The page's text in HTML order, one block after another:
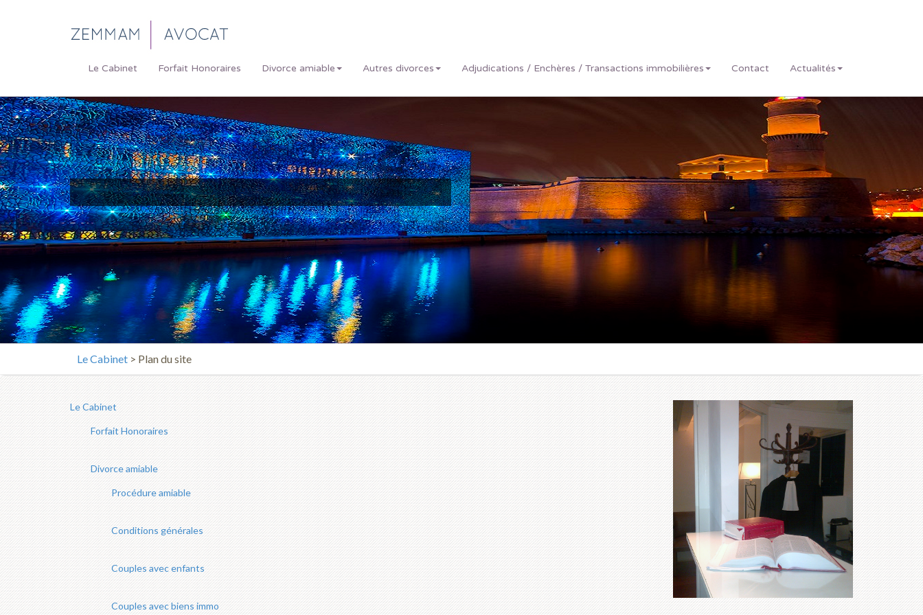
Le Cabinet Forfait Honoraires Divorce amiable Autres divorces Adjudications / Enchères / Transactions immobilières Contact Actualités
Le Cabinet > Plan du site
Le Cabinet
Forfait Honoraires
Divorce amiable
Procédure amiable
Conditions générales
Couples avec enfants
Couples avec biens immo